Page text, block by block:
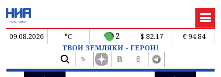
09.08.2026 °C 2 $ 82.17
€ 94.84
ТВОИ ЗЕМЛЯКИ - ГЕРОИ!